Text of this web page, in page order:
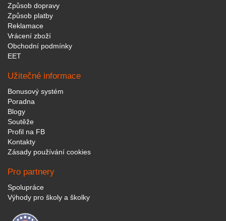
Způsob dopravy
Způsob platby
Reklamace
Vrácení zboží
Obchodní podmínky
EET
Užitečné informace
Bonusový systém
Poradna
Blogy
Soutěže
Profil na FB
Kontakty
Zásady používání cookies
Pro partnery
Spolupráce
Výhody pro školy a školky